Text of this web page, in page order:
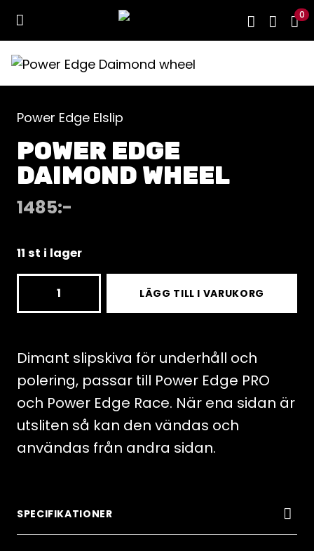
0
Power Edge Elslip
POWER EDGE
DAIMOND WHEEL
1485:-
11 st i lager
wheel
mängd
LÄGG TILL I VARUKORG
Dimant slipskiva för underhåll och
polering, passar till Power Edge PRO
och Power Edge Race. När ena sidan är
utsliten så kan den vändas och
användas från andra sidan.
SPECIFIKATIONER